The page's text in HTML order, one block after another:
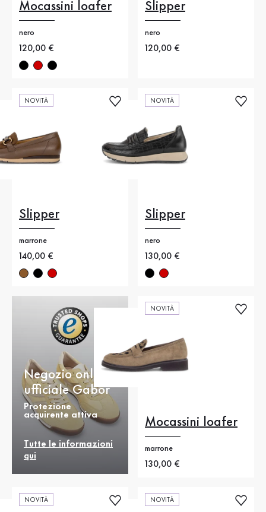
Mocassini loafer
nero
Nuovo prezzo
120,00 €
Slipper
nero
Nuovo prezzo
120,00 €
NOVITÀ
Slipper
marrone
Nuovo prezzo
140,00 €
NOVITÀ
Slipper
nero
Nuovo prezzo
130,00 €
Negozio online
ufficiale Gabor
Protezione
acquirente attiva
Tutte le informazioni
qui
NOVITÀ
Mocassini loafer
marrone
Nuovo prezzo
130,00 €
NOVITÀ NOVITÀ